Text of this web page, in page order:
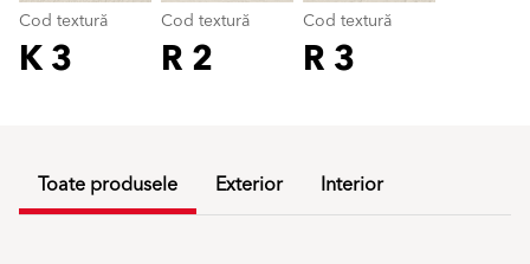
Cod textură
K 3
Cod textură
R 2
Cod textură
R 3
Toate produsele Exterior Interior